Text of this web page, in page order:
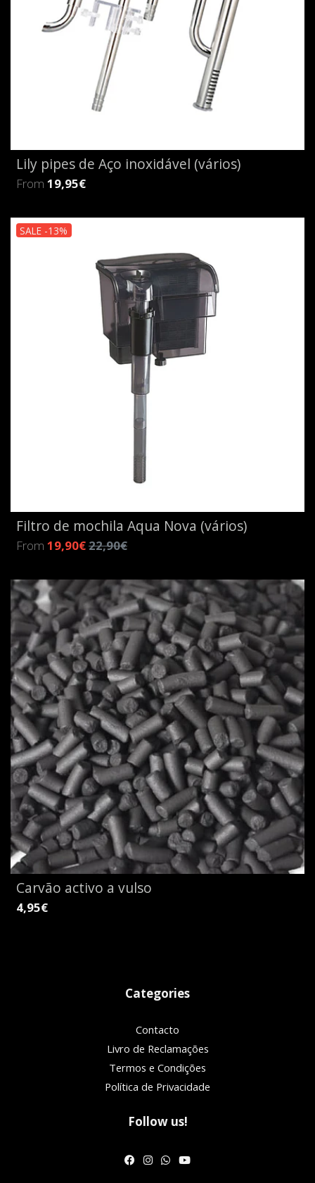
Lily pipes de Aço inoxidável (vários)
From 19,95€
SALE -13%
Filtro de mochila Aqua Nova (vários)
From 19,90€22,90€
Carvão activo a vulso
4,95€
Categories
Contacto
Livro de Reclamações
Termos e Condições
Política de Privacidade
Follow us!